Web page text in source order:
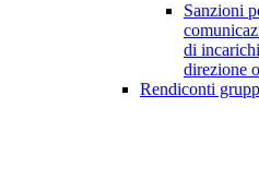
Sanzioni
di
direzione
Rendiconti